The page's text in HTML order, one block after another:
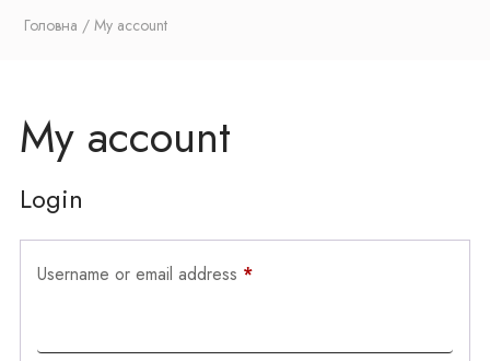
Головна My account
My account
Login
Username or email address *